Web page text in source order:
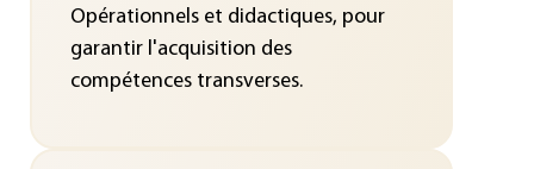
Opérationnels et didactiques, pour
garantir l'acquisition des
compétences transverses.